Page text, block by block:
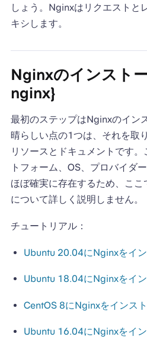
しょう。Nginxはリクエストと
キシします。
Nginxのインスト
nginx}
最初のステップはNginxのイン
晴らしい点の1つは、それを取
リソースとドキュメントです
トフォーム、OS、プロバイダ
ほぼ確実に存在するため、こ
について詳しく説明しません。
チュートリアル：
Ubuntu 20.04にNginxをイ
Ubuntu 18.04にNginxをイ
CentOS 8にNginxをインス
Ubuntu 16.04にNginxをイ